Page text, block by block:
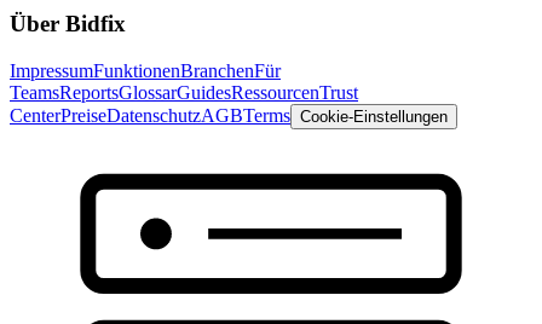
Über Bidfix
ImpressumFunktionenBranchenFür
TeamsReportsGlossarGuidesRessourcenTrust
CenterPreiseDatenschutzAGBTerms Cookie-Einstellungen